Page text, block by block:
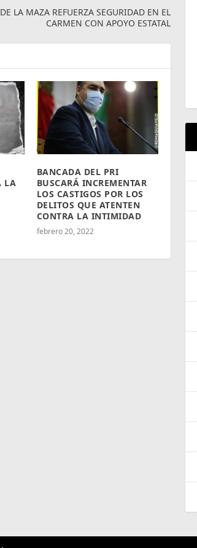
LA MAZA REFUERZA SEGURIDAD EN EL
CARMEN CON APOYO ESTATAL
LA
BANCADA DEL PRI
BUSCARÁ INCREMENTAR
LOS CASTIGOS POR LOS
DELITOS QUE ATENTEN
CONTRA LA INTIMIDAD
febrero 20, 2022